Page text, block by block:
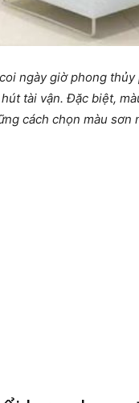
ngày giờ phong
tài vận. Đặc biệt,
cách chọn màu